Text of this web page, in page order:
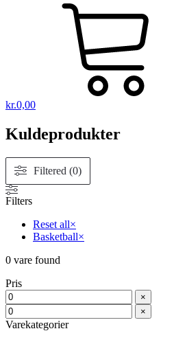
kr.0,00
Kuldeprodukter
Filtered (0)
Filters
Reset all×
Basketball×
0 vare found
Pris
×
×
Varekategorier